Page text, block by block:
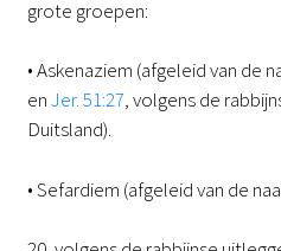
grote groepen:
• Askenaziem (afgeleid van de
enJer. 51:27, volgens de
Duitsland).
• Sefardiem (afgeleid van de